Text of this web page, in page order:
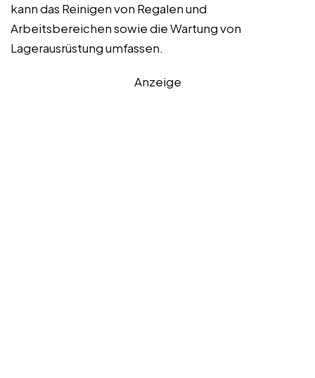
kann das Reinigen von Regalen und
Arbeitsbereichen sowie die Wartung von
Lagerausrüstung umfassen.
Anzeige